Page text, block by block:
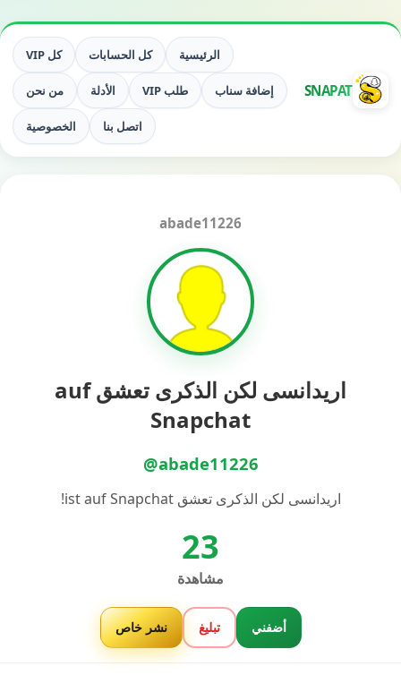
SNAPAT
الرئيسية كل الحسابات كل VIP
إضافة سناب طلب VIP الأدلة من نحن
اتصل بنا الخصوصية
abade11226
اريدانسى لكن الذكرى تعشق auf
Snapchat
@abade11226
اريدانسى لكن الذكرى تعشق ist auf Snapchat!
23
مشاهدة
أضفني تبليغ نشر خاص